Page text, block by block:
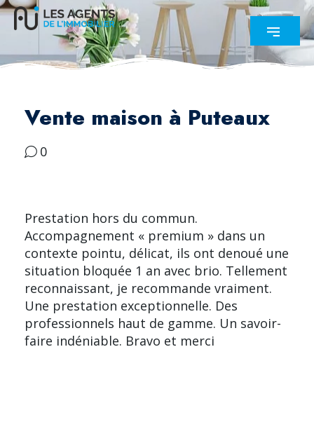
Vente maison à Puteaux
0
Prestation hors du commun.
Accompagnement « premium » dans un
contexte pointu, délicat, ils ont denoué une
situation bloquée 1 an avec brio. Tellement
reconnaissant, je recommande vraiment.
Une prestation exceptionnelle. Des
professionnels haut de gamme. Un savoir-
faire indéniable. Bravo et merci